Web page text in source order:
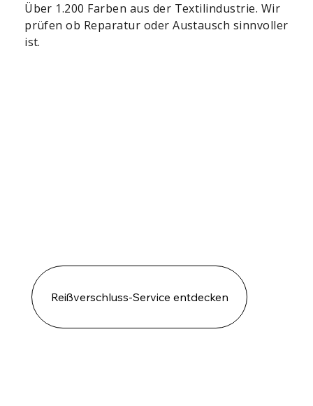
Über 1.200 Farben aus der Textilindustrie. Wir
prüfen ob Reparatur oder Austausch sinnvoller
ist.
Reißverschluss-Service entdecken